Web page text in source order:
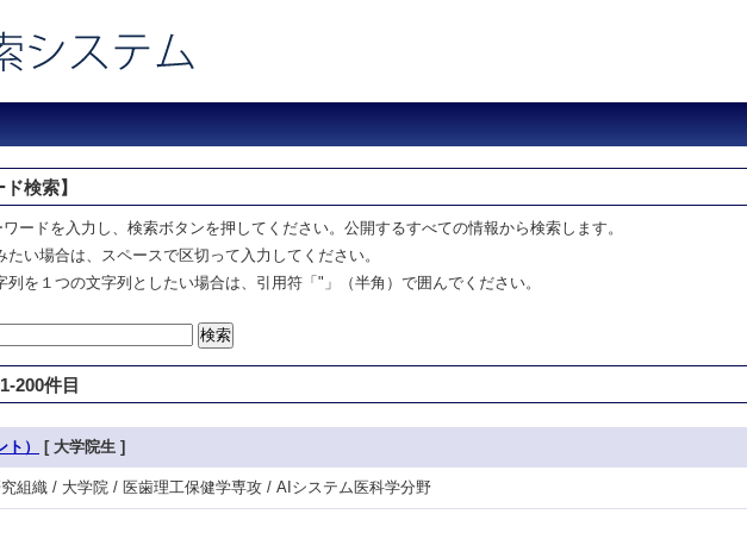
ド検索】
ードを入力し、検索ボタンを押してください。公開するすべての情報から検索します。
い場合は、スペースで区切って入力してください。
を１つの文字列としたい場合は、引用符「"」（半角）で囲んでください。
200件目
） [ 大学院生 ]
組織 / 大学院 / 医歯理工保健学専攻 / AIシステム医科学分野